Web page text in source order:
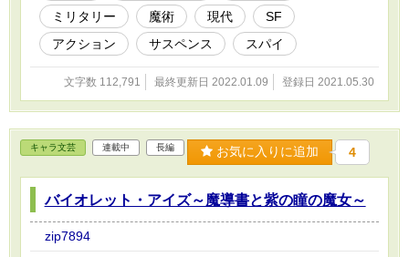
ミリタリー
魔術 現代
SF
アクション
サスペンス スパイ
文字数 112,791 最終更新日 2022.01.09 登録日 2021.05.30
キャラ文芸 連載中 長編 お気に入りに追加 4
バイオレット・アイズ～魔導書と紫の瞳の魔女～
zip7894